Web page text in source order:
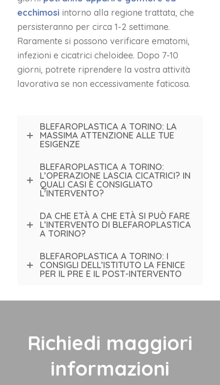
ecchimosi intorno alla regione trattata, che
persisteranno per circa 1-2 settimane.
Raramente si possono verificare ematomi,
infezioni e cicatrici cheloidee. Dopo 7-10
giorni, potrete riprendere la vostra attività
lavorativa se non eccessivamente faticosa.
BLEFAROPLASTICA A TORINO: LA
MASSIMA ATTENZIONE ALLE TUE
ESIGENZE
BLEFAROPLASTICA A TORINO:
L’OPERAZIONE LASCIA CICATRICI? IN
QUALI CASI È CONSIGLIATO
L'INTERVENTO?
DA CHE ETÀ A CHE ETÀ SI PUÒ FARE
L’INTERVENTO DI BLEFAROPLASTICA
A TORINO?
BLEFAROPLASTICA A TORINO: I
CONSIGLI DELL’ISTITUTO LA FENICE
PER IL PRE E IL POST-INTERVENTO
Richiedi maggiori
informazioni